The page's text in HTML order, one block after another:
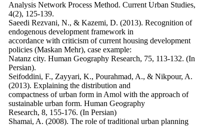
Analysis Network Process Method. Current Urban Studies,
4(2), 125-139.
Saeedi Rezvani, N., & Kazemi, D. (2013). Recognition of
endogenous development framework in
accordance with criticism of current housing development
policies (Maskan Mehr), case example:
Natanz city. Human Geography Research, 75, 113-132. (In
Persian).
Seifoddini, F., Zayyari, K., Pourahmad, A., & Nikpour, A.
(2013). Explaining the distribution and
compactness of urban form in Amol with the approach of
sustainable urban form. Human Geography
Research, 8, 155-176. (In Persian)
Shamai, A. (2008). The role of traditional urban planning